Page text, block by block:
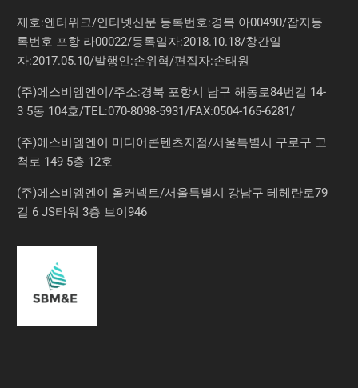
제호:엔터위크/인터넷신문 등록번호:경북 아00490/잡지등
록번호 포항 라00022/등록일자:2018.10.18/창간일
자:2017.05.10/발행인:손위혁/편집자:손태원
(주)에스비엠엔이/주소:경북 포항시 남구 해동로84번길 14-
3 5동 104호/TEL:070-8098-5931/FAX:0504-165-6281/
(주)에스비엠엔이 미디어콘텐츠지점/서울특별시 구로구 고
척로 149 5층 12호
(주)에스비엠엔이 올커넥트/서울특별시 강남구 테헤란로79
길 6 JS타워 3층 브이946